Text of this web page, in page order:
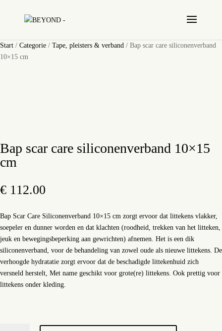
Start / Categorie / Tape, pleisters & verband / Bap scar care siliconenverband
10×15 cm
Bap scar care siliconenverband 10×15
cm
€ 112.00
Bap Scar Care Siliconenverband 10×15 cm zorgt ervoor dat littekens vlakker,
soepeler en dunner worden en dat klachten (roodheid, trekken van het litteken,
jeuk en bewegingsbeperking aan gewrichten) afnemen. Het is een dik
siliconenverband, voor de behandeling van zowel oude als nieuwe littekens. De
verhoogde hydratatie zorgt ervoor dat de beschadigde littekenhuid zich
versneld herstelt, Met name geschikt voor grote(re) littekens. Ook prettig voor
littekens onder kleding.